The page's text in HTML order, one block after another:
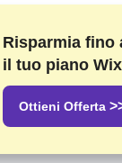
a test e ricerche
opinione e i nostri
contiene link di
Risparmia fino
il tuo piano
Ottieni Offerta